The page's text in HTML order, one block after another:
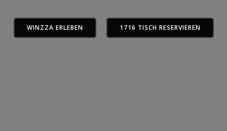
WINZZA ERLEBEN 1716 TISCH RESERVIEREN